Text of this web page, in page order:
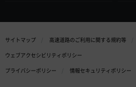
サイトマップ 高速道路のご利用に関する規約等
ウェブアクセシビリティポリシー
プライバシーポリシー
情報セキュリティポリシー